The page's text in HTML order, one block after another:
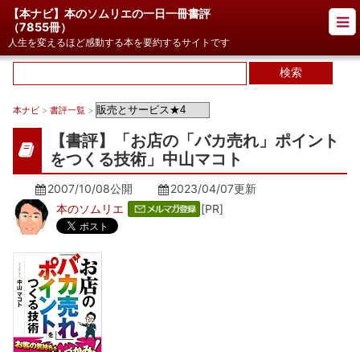
【本ナビ】本のソムリエの一日一冊書評
（7855冊）
人生を変えるほど感動する本を要約するサイトです
本ナビ > 書評一覧 >
【書評】「お店の「バカ売れ」ポイント
をつくる技術」中山マコト
2007/10/08公開 2023/04/07更新
本のソムリエ
[PR]